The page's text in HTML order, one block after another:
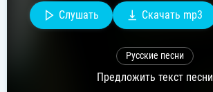
Слушать Скачать mp3
Русские песни
Предложить текст песни